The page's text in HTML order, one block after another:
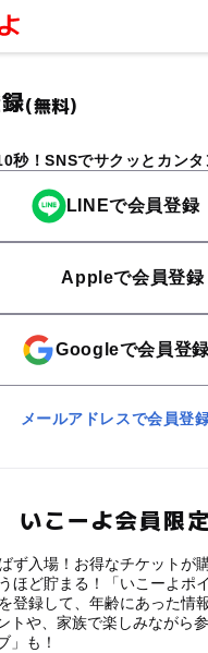
(無料)
秒！SNSでサクッとカンタ
LINEで会員登録
Appleで会員登録
Googleで会員登
メールアドレスで会員登
いこーよ会員限定
トや、家族で楽しみながら
」も！